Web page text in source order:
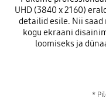
UHD (3840 x 2160)
detailid esile. Nii
kogu ekraani
loomiseks ja
*